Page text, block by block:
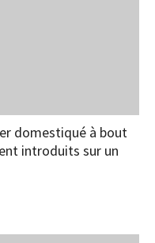
domestiqué à bout
introduits sur un